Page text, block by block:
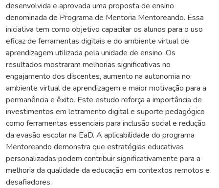
desenvolvida e aprovada uma proposta de ensino
denominada de Programa de Mentoria Mentoreando. Essa
iniciativa tem como objetivo capacitar os alunos para o uso
eficaz de ferramentas digitais e do ambiente virtual de
aprendizagem utilizada pela unidade de ensino. Os
resultados mostraram melhorias significativas no
engajamento dos discentes, aumento na autonomia no
ambiente virtual de aprendizagem e maior motivação para a
permanência e êxito. Este estudo reforça a importância de
investimentos em letramento digital e suporte pedagógico
como ferramentas essenciais para inclusão social e redução
da evasão escolar na EaD. A aplicabilidade do programa
Mentoreando demonstra que estratégias educativas
personalizadas podem contribuir significativamente para a
melhoria da qualidade da educação em contextos remotos e
desafiadores.